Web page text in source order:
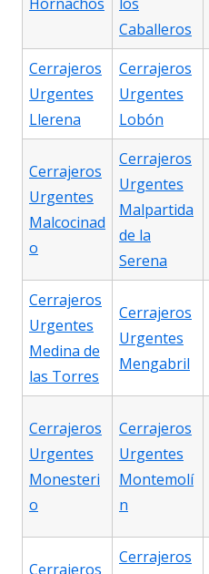
Caballeros
Cerrajeros
Urgentes
Llerena
Cerrajeros
Urgentes
Lobón
Cerrajeros
Urgentes
Malcocinad
o
Cerrajeros
Urgentes
Malpartida
de la
Serena
Cerrajeros
Urgentes
Medina de
las Torres
Cerrajeros
Urgentes
Mengabril
Cerrajeros
Urgentes
Monesteri
o
Cerrajeros
Urgentes
Montemolí
n
Cerrajeros
Cerrajeros